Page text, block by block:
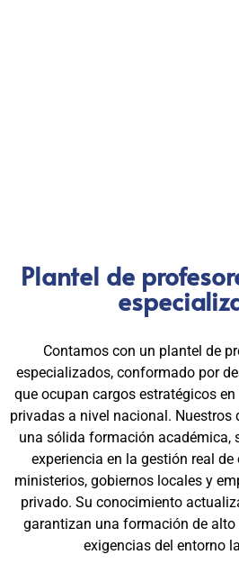
Plantel de
Contamos con un plantel de
especializados, conformado por
que ocupan cargos estratégicos
privadas a nivel nacional. Nuestros
una sólida formación académica,
experiencia en la gestión real de
ministerios, gobiernos locales y
privado. Su conocimiento
garantizan una formación de
exigencias del entorno